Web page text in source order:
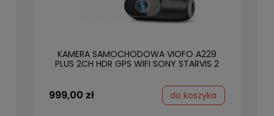
KAMERA SAMOCHODOWA VIOFO A229
PLUS 2CH HDR GPS WIFI SONY STARVIS 2
999,00 zł do koszyka